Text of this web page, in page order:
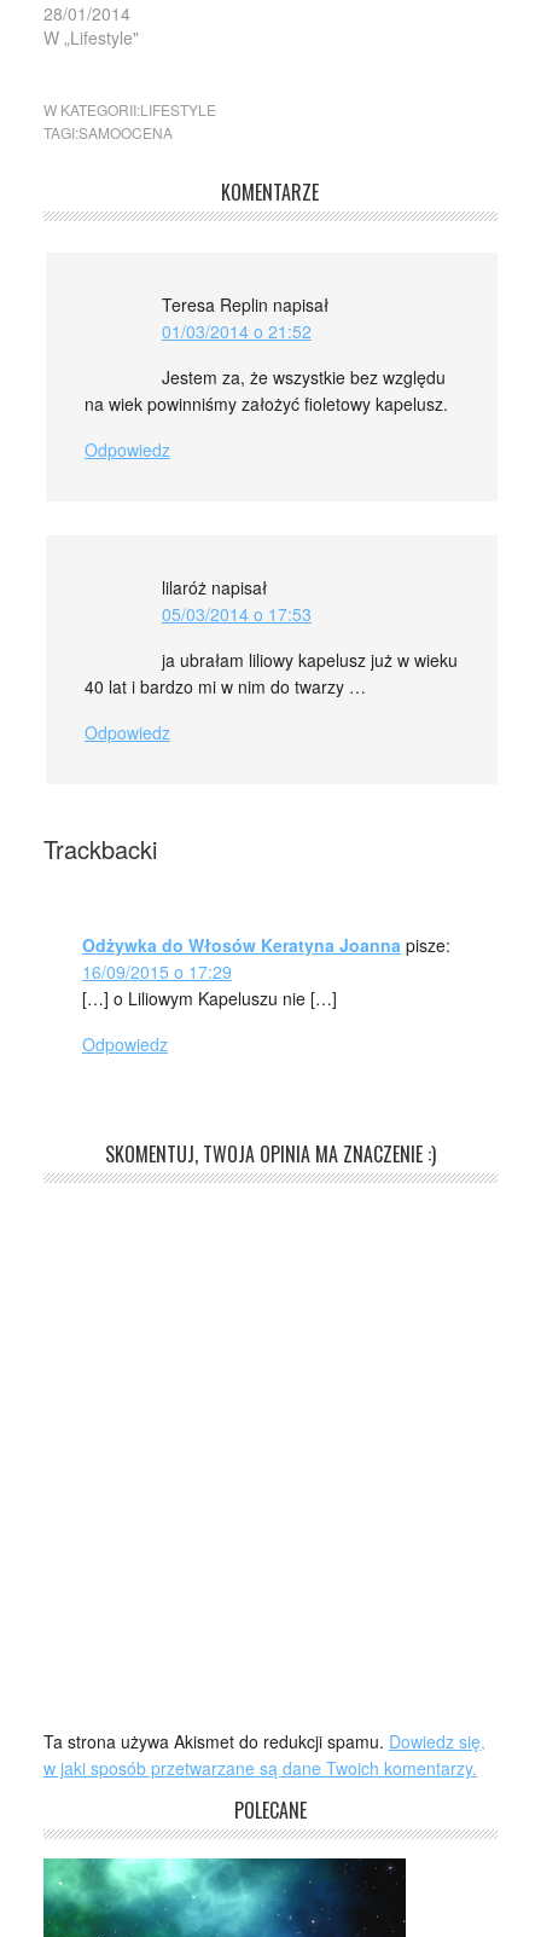
28/01/2014
W „Lifestyle"
W KATEGORII:LIFESTYLE
TAGI:SAMOOCENA
KOMENTARZE
Teresa Replin napisał
01/03/2014 o 21:52
Jestem za, że wszystkie bez względu
na wiek powinniśmy założyć fioletowy kapelusz.
Odpowiedz
lilaróż napisał
05/03/2014 o 17:53
ja ubrałam liliowy kapelusz już w wieku
40 lat i bardzo mi w nim do twarzy …
Odpowiedz
Trackbacki
Odżywka do Włosów Keratyna Joanna pisze:
16/09/2015 o 17:29
[…] o Liliowym Kapeluszu nie […]
Odpowiedz
SKOMENTUJ, TWOJA OPINIA MA ZNACZENIE :)
Ta strona używa Akismet do redukcji spamu. Dowiedz się,
w jaki sposób przetwarzane są dane Twoich komentarzy.
POLECANE